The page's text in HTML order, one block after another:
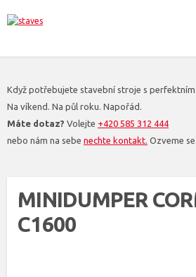
Když potřebujete stavební stroje s perfektním
Na víkend. Na půl roku. Napořád.
Máte dotaz? Volejte +420 585 312 444
nebo nám na sebe nechte kontakt. Ozveme se.
MINIDUMPER
C1600